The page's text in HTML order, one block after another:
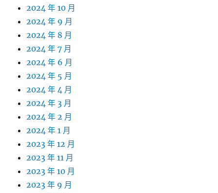
2024 年 10 月
2024 年 9 月
2024 年 8 月
2024 年 7 月
2024 年 6 月
2024 年 5 月
2024 年 4 月
2024 年 3 月
2024 年 2 月
2024 年 1 月
2023 年 12 月
2023 年 11 月
2023 年 10 月
2023 年 9 月